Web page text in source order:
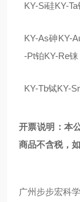
KY-Si硅KY-
KY-As砷KY-
-Pt铂KY-Re铼
KY-Tb铽KY-
开票说明：本
商品不含税，
广州步步宏科